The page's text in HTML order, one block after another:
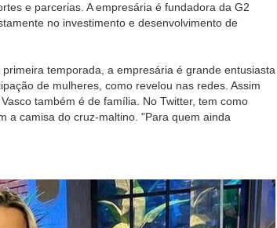
e parcerias. A empresária é fundadora da G2
no investimento e desenvolvimento de
temporada, a empresária é grande entusiasta
de mulheres, como revelou nas redes. Assim
também é de família. No Twitter, tem como
a camisa do cruz-maltino. "Para quem ainda